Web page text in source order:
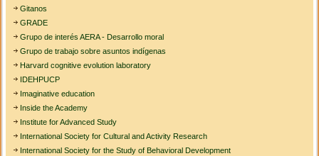
Gitanos
GRADE
Grupo de interés AERA - Desarrollo moral
Grupo de trabajo sobre asuntos indígenas
Harvard cognitive evolution laboratory
IDEHPUCP
Imaginative education
Inside the Academy
Institute for Advanced Study
International Society for Cultural and Activity Research
International Society for the Study of Behavioral Development